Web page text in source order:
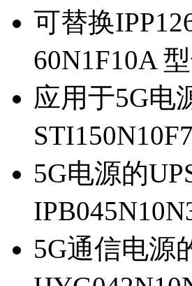
可替换
60N1F10A
应用于5G电
5G电源的
5G通信电源